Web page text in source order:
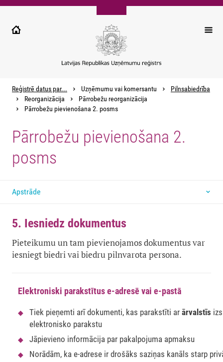
Pārlekt
galveno
Reģistrē datus par... Uzņēmumu vai komersantu
Pilnsabiedrība
Reorganizācija
Pārrobežu reorganizācija
Pārrobežu pievienošana 2. posms
Pārrobežu pievienošana 2.
posms
Apstrāde
5. Iesniedz dokumentus
Pieteikumu un tam pievienojamos dokumentus var
iesniegt biedri vai biedru pilnvarota persona.
Elektroniski parakstītus e-adresē vai e-pastā
Tiek pieņemti arī dokumenti, kas parakstīti ar ārvalstīs
elektronisko parakstu
Jāpievieno informācija par pakalpojuma apmaksu
Norādām, ka e-adrese ir drošāks saziņas kanāls starp